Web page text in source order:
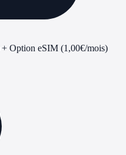
+ Option eSIM (1,00€/mois)